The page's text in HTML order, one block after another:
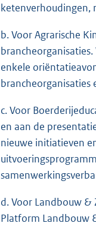
ketenverhoudingen,
b. Voor Agrarische
enkele
c. Voor
en aan de
nieuwe initiatieven
d. Voor Landbouw
Platform Landbouw